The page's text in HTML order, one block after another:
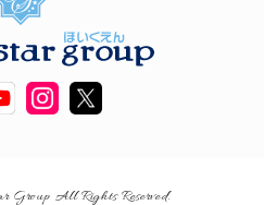
Group All Rights Reserved.